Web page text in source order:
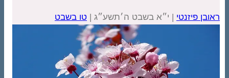
ראובן פיזנטי | י״א בשבט ה׳תשע״ג | טו בשבט